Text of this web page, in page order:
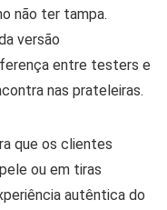
não ter tampa.
versão
entre testers e
nas prateleiras.
que os clientes
ou em tiras
autêntica do